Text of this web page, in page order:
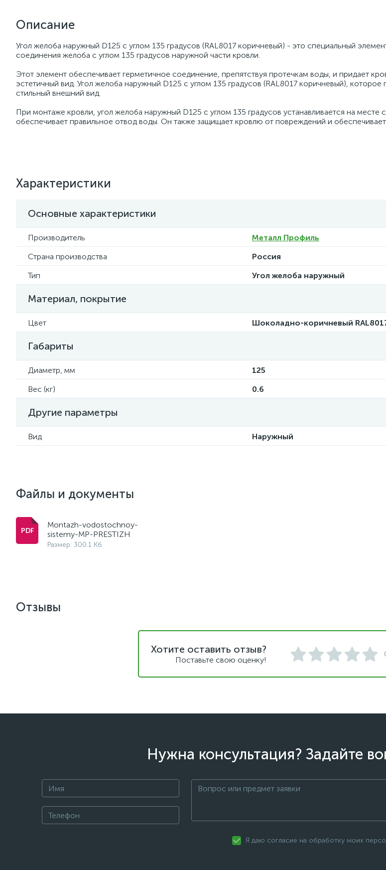
Описание
Угол желоба наружный D125 с углом 135 градусов (RAL8017 коричневый) - это специальный
соединения желоба с углом 135 градусов наружной части кровли.
Этот элемент обеспечивает герметичное соединение, препятствуя протечкам воды, и придает
эстетичный вид. Угол желоба наружный D125 с углом 135 градусов (RAL8017 коричневый), которое
стильный внешний вид.
При монтаже кровли, угол желоба наружный D125 с углом 135 градусов устанавливается на месте
обеспечивает правильное отвод воды. Он также защищает кровлю от повреждений и
Характеристики
Основные характеристики
Производитель
Металл Профиль
Страна производства
Россия
Тип
Угол желоба наружный
Материал, покрытие
Цвет Шоколадно-коричневый
Габариты
Диаметр, мм
125
Вес (кг)
0.6
Другие параметры
Вид Наружный
Файлы и документы
Montazh-vodostochnoy-
sistemy-MP-PRESTIZH
Размер: 300.1 Кб
Отзывы
Хотите оставить отзыв?
Поставьте свою оценку!
Нужна консультация? Задайте
Я даю согласие на обработку моих